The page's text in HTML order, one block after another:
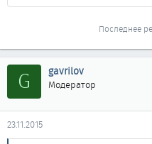
Последнее
G gavrilov
Модератор
23.11.2015